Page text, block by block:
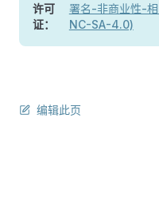
许可
证：
署名-非商业性-
NC-SA-4.0)
编辑此页